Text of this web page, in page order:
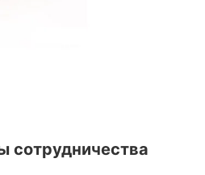
сотрудничества